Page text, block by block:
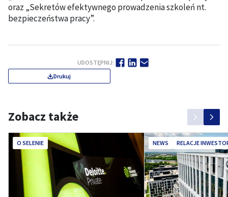
oraz „Sekretów efektywnego prowadzenia szkoleń nt.
bezpieczeństwa pracy”.
UDOSTĘPNIJ:
Drukuj
Zobacz także
O SELENIE NEWS RELACJE